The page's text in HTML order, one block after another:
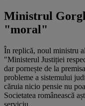
Ministrul
"moral"
În replică, noul ministru
"Ministerul Justiției
dar pornește de la
probleme a sistemului
căruia nicio pensie nu
Societatea românească